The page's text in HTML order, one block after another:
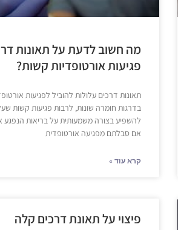
מה חשוב לדעת על תאונות
פגיעות אורטופדיות קשות?
תאונות דרכים עלולות להוביל לפגיעות
בדרגות חומרה שונות, לרבות פגיעות קשות
להשפיע בצורה משמעותית על בריאות הנפגע
אם סבלתם מפגיעה אורטופדית
קרא עוד »
פיצוי על תאונת דרכים קלה